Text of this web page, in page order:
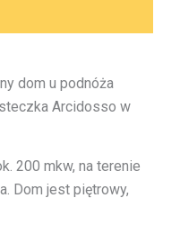
dom u podnóża
Arcidosso w
200 mkw, na terenie
Dom jest piętrowy,